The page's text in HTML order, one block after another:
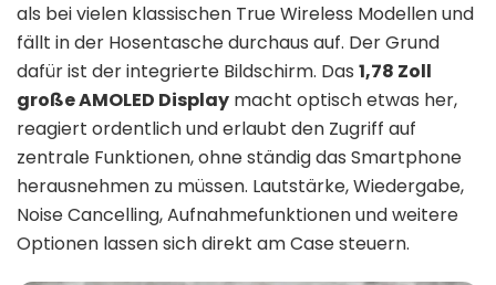
als bei vielen klassischen True Wireless Modellen und
fällt in der Hosentasche durchaus auf. Der Grund
dafür ist der integrierte Bildschirm. Das 1,78 Zoll
große AMOLED Display macht optisch etwas her,
reagiert ordentlich und erlaubt den Zugriff auf
zentrale Funktionen, ohne ständig das Smartphone
herausnehmen zu müssen. Lautstärke, Wiedergabe,
Noise Cancelling, Aufnahmefunktionen und weitere
Optionen lassen sich direkt am Case steuern.